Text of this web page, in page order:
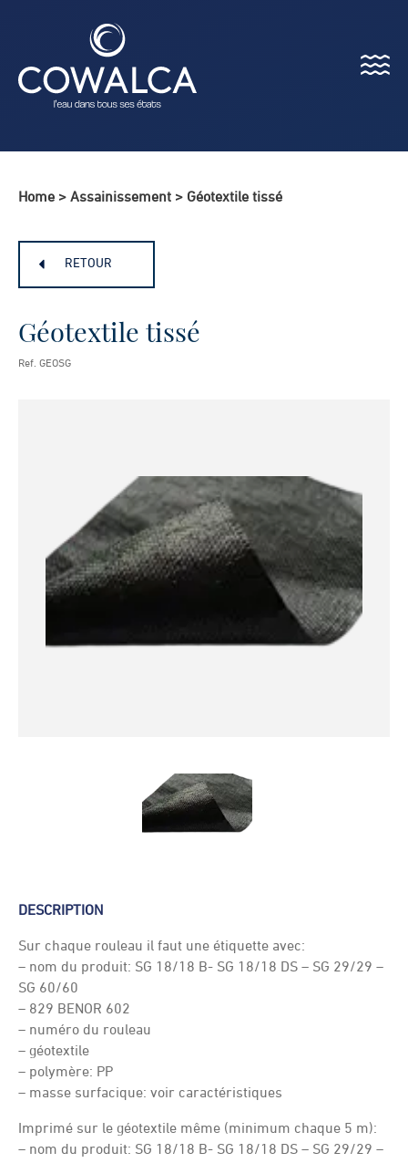
Menu
Home > Assainissement > Géotextile tissé
RETOUR
Géotextile tissé
Ref. GEOSG
DESCRIPTION
Sur chaque rouleau il faut une étiquette avec:
– nom du produit: SG 18/18 B- SG 18/18 DS – SG 29/29 –
SG 60/60
– 829 BENOR 602
– numéro du rouleau
– géotextile
– polymère: PP
– masse surfacique: voir caractéristiques
Imprimé sur le géotextile même (minimum chaque 5 m):
– nom du produit: SG 18/18 B- SG 18/18 DS – SG 29/29 –